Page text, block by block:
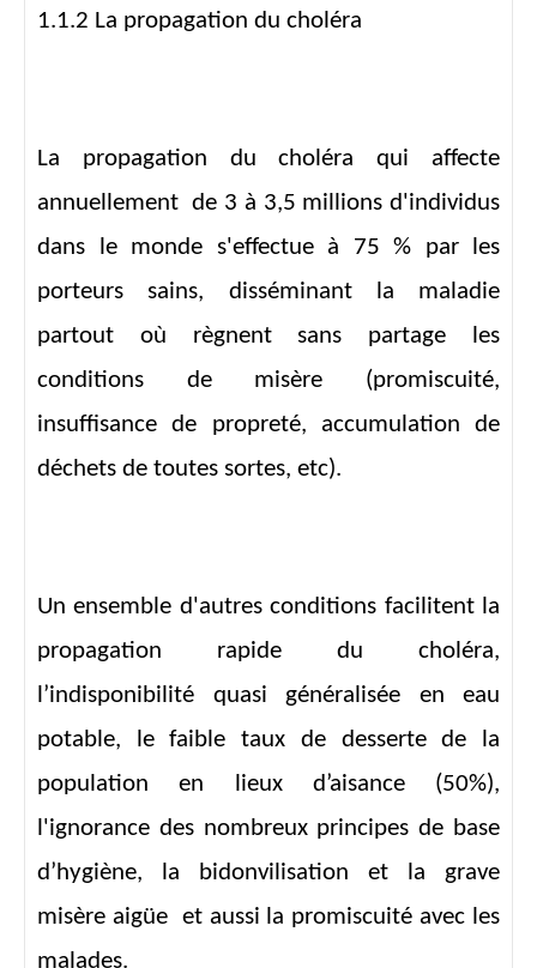
1.1.2 La propagation du choléra
La propagation du choléra qui affecte
annuellement de 3 à 3,5 millions d'individus
dans le monde s'effectue à 75 % par les
porteurs sains, disséminant la maladie
partout où règnent sans partage les
conditions de misère (promiscuité,
insuffisance de propreté, accumulation de
déchets de toutes sortes, etc).
Un ensemble d'autres conditions facilitent la
propagation rapide du choléra,
l’indisponibilité quasi généralisée en eau
potable, le faible taux de desserte de la
population en lieux d’aisance (50%),
l'ignorance des nombreux principes de base
d’hygiène, la bidonvilisation et la grave
misère aigüe et aussi la promiscuité avec les
malades.